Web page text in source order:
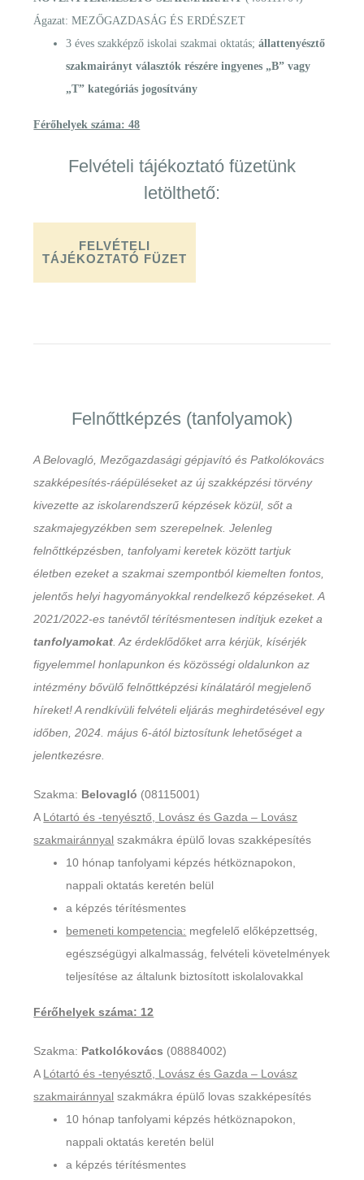
Ágazat: MEZŐGAZDASÁG ÉS ERDÉSZET
3 éves szakképző iskolai szakmai oktatás;állattenyésztő
szakmairányt választók részére ingyenes „B” vagy
„T” kategóriás jogosítvány
Férőhelyek száma: 48
Felvételi tájékoztató füzetünk
letölthető:
FELVÉTELI
TÁJÉKOZTATÓ FÜZET
Felnőttképzés (tanfolyamok)
A Belovagló, Mezőgazdasági gépjavító és Patkolókovács
szakképesítés-ráépüléseket az új szakképzési törvény
kivezette az iskolarendszerű képzések közül, sőt a
szakmajegyzékben sem szerepelnek. Jelenleg
felnőttképzésben, tanfolyami keretek között tartjuk
életben ezeket a szakmai szempontból kiemelten fontos,
jelentős helyi hagyományokkal rendelkező képzéseket. A
2021/2022-es tanévtől térítésmentesen indítjuk ezeket a
tanfolyamokat . Az érdeklődőket arra kérjük, kísérjék
figyelemmel honlapunkon és közösségi oldalunkon az
intézmény bővülő felnőttképzési kínálatáról megjelenő
híreket! A rendkívüli felvételi eljárás meghirdetésével egy
időben, 2024. május 6-ától biztosítunk lehetőséget a
jelentkezésre.
Szakma: Belovagló (08115001)
A Lótartó és -tenyésztő, Lovász és Gazda – Lovász
szakmairánnyal szakmákra épülő lovas szakképesítés
10 hónap tanfolyami képzés hétköznapokon,
nappali oktatás keretén belül
a képzés térítésmentes
bemeneti kompetencia: megfelelő előképzettség,
egészségügyi alkalmasság, felvételi követelmények
teljesítése az általunk biztosított iskolalovakkal
Férőhelyek száma: 12
Szakma: Patkolókovács (08884002)
A Lótartó és -tenyésztő, Lovász és Gazda – Lovász
szakmairánnyal szakmákra épülő lovas szakképesítés
10 hónap tanfolyami képzés hétköznapokon,
nappali oktatás keretén belül
a képzés térítésmentes